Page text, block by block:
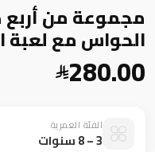
مجموعة من
الحواس مع لعبة
280.00
الفئة العمرية
3 – 8 سنوات